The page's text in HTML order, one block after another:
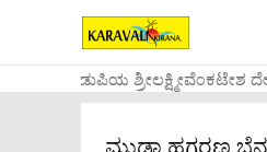
....ಉಡುಪಿಯ ಶ್ರೀಲಕ್ಷ್ಮೀವೆ೦ಕಟೇಶ
ಮುಡಾ ಹಗರಣ